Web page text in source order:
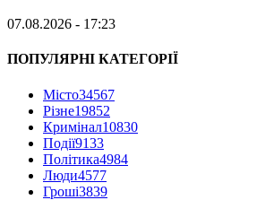
07.08.2026 - 17:23
ПОПУЛЯРНІ КАТЕГОРІЇ
Місто34567
Різне19852
Кримінал10830
Події9133
Політика4984
Люди4577
Гроші3839